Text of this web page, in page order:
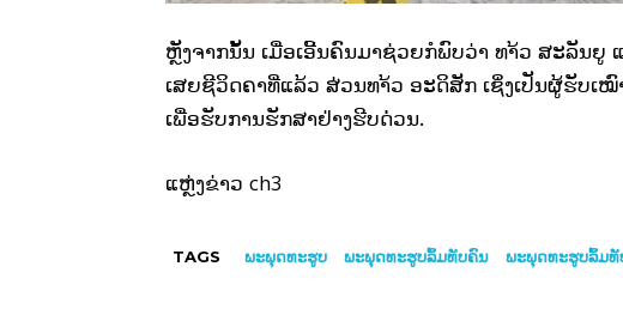
ຫຼັງຈາກນັ້ນ ເມື່ອເອີ້ນຄົນມາຊ່ວຍກໍພົບວ່າ ທາ້ວ ສະລັນຍູ
ເສຍຊີວິດຄາທີ່ແລ້ວ ສ່ວນທາ້ວ ອະດິສັກ ເຊິ່ງເປັນຜູ້ຮັບເໝົ
ເພື່ອຮັບການຮັກສາຢ່າງຮີບດ່່ວນ.
ແຫຼ່ງຂ່າວ ​ ch3
TAGS ພະພຸດທະຮູບ ພະພຸດທະຮູບລົ້ມທັບຄົນ ພະພຸດທະຮູບລົ້ມທັ